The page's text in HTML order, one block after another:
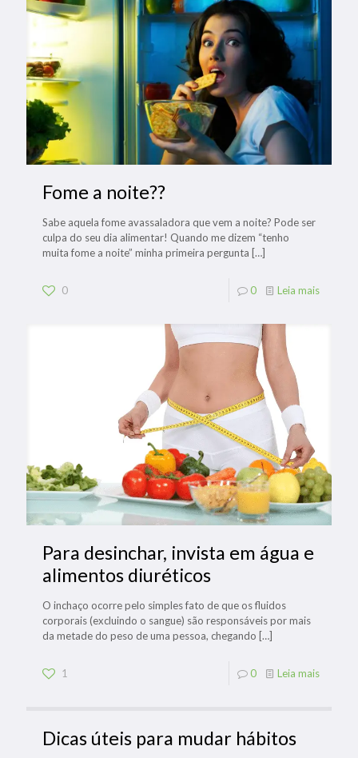
Fome a noite??
Sabe aquela fome avassaladora que vem a noite? Pode ser
culpa do seu dia alimentar! Quando me dizem “tenho
muita fome a noite” minha primeira pergunta […]
0 0 Leia mais
Para desinchar, invista em água e
alimentos diuréticos
O inchaço ocorre pelo simples fato de que os fluidos
corporais (excluindo o sangue) são responsáveis por mais
da metade do peso de uma pessoa, chegando […]
1 0 Leia mais
Dicas úteis para mudar hábitos